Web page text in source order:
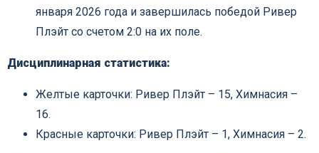
января 2026 года и завершилась победой Ривер
Плэйт со счетом 2:0 на их поле.
Дисциплинарная статистика:
Желтые карточки: Ривер Плэйт – 15, Химнасия –
16.
Красные карточки: Ривер Плэйт – 1, Химнасия – 2.